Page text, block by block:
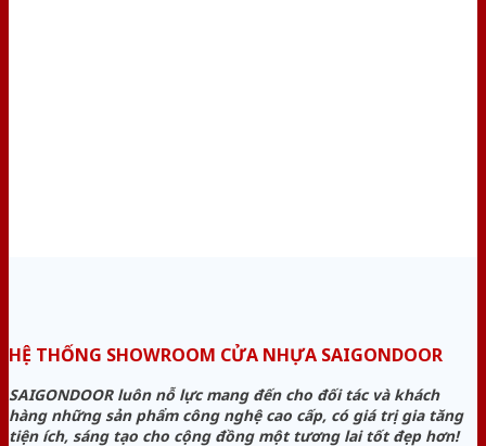
HỆ THỐNG SHOWROOM CỬA NHỰA SAIGONDOOR
SAIGONDOOR luôn nỗ lực mang đến cho đối tác và khách
hàng những sản phẩm công nghệ cao cấp, có giá trị gia tăng
tiện ích, sáng tạo cho cộng đồng một tương lai tốt đẹp hơn!